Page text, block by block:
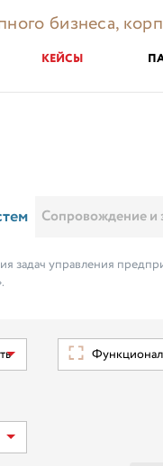
бизнеса,
КЕЙСЫ
Сопровождение и
задач управления